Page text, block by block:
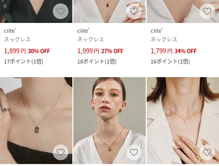
※アレルギーの原因はさまざまです。
サージカルステンレスはアレルギーが起きにくい素材ではあ
りますが、すべての方にアレルギーが起きないことをお約束
するものではありません。予めご了承くださいませ。またア
ます。
性別タイプ レディース
サージカルステンレス
サイズ free
ciite'
ネックレス
1,899円 30%OFF
17ポイント(1倍)
ciite'
ネックレス
1,999円 27%OFF
18ポイント(1倍)
ciite'
ネックレス
1,799円 34%OFF
16ポイント(1倍)